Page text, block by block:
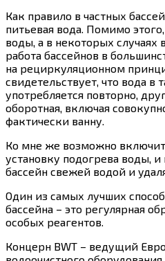
Как правило в частных
питьевая вода. Помимо
воды, а в некоторых случаях
работа бассейнов в
на рециркуляционном
свидетельствует, что вода в
употребляется повторно,
оборотная, включая
фактически ванну.
Ко мне же возможно
установку подогрева воды,
бассейн свежей водой и
Один из самых лучших
бассейна – это регулярная
особых реагентов.
Концерн BWT – ведущий